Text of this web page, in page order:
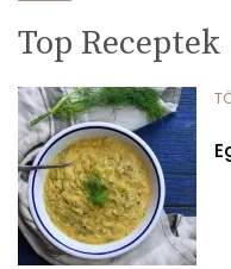
Top Receptek